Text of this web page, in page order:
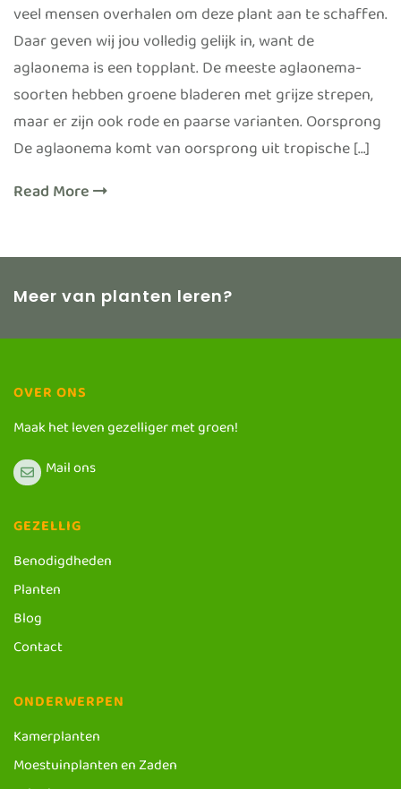
veel mensen overhalen om deze plant aan te schaffen.
Daar geven wij jou volledig gelijk in, want de
aglaonema is een topplant. De meeste aglaonema-
soorten hebben groene bladeren met grijze strepen,
maar er zijn ook rode en paarse varianten. Oorsprong
De aglaonema komt van oorsprong uit tropische […]
Read More
Meer van planten leren?
OVER ONS
Maak het leven gezelliger met groen!
Mail ons
GEZELLIG
Benodigdheden
Planten
Blog
Contact
ONDERWERPEN
Kamerplanten
Moestuinplanten en Zaden